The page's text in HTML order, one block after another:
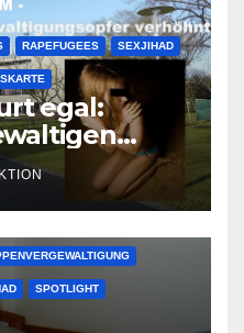
RAPEFUGEES SEXJIHAD
egal:
auf
SPOTLIGHT